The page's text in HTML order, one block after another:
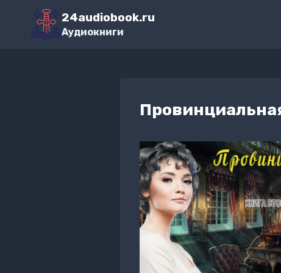
Перейти
содержимому
24audiobook.ru
Аудиокниги